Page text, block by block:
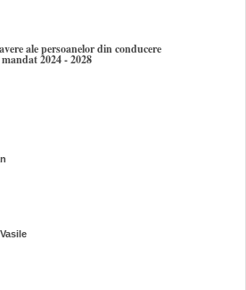
ale persoanelor din conducere
mandat 2024 - 2028